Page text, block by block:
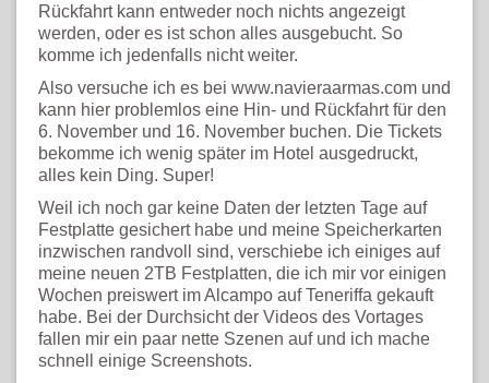
Rückfahrt kann entweder noch nichts angezeigt
werden, oder es ist schon alles ausgebucht. So
komme ich jedenfalls nicht weiter.
Also versuche ich es bei www.navieraarmas.com und
kann hier problemlos eine Hin- und Rückfahrt für den
6. November und 16. November buchen. Die Tickets
bekomme ich wenig später im Hotel ausgedruckt,
alles kein Ding. Super!
Weil ich noch gar keine Daten der letzten Tage auf
Festplatte gesichert habe und meine Speicherkarten
inzwischen randvoll sind, verschiebe ich einiges auf
meine neuen 2TB Festplatten, die ich mir vor einigen
Wochen preiswert im Alcampo auf Teneriffa gekauft
habe. Bei der Durchsicht der Videos des Vortages
fallen mir ein paar nette Szenen auf und ich mache
schnell einige Screenshots.